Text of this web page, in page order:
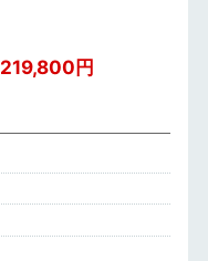
219,800円